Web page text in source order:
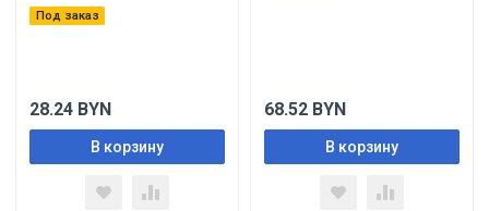
Под заказ
28.24 BYN
В корзину
68.52 BYN
В корзину